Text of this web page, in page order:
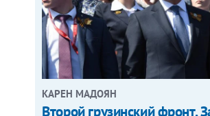
КАРЕН МАДОЯН
Второй грузинский фронт.